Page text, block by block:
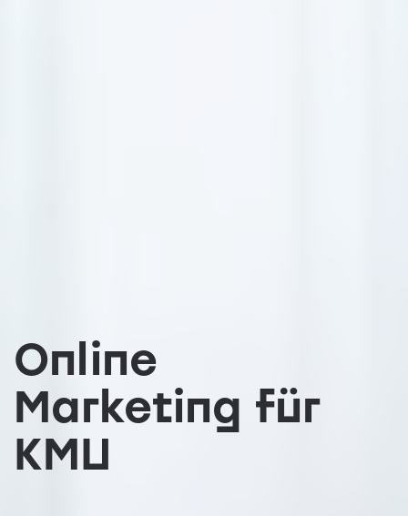
Online
Marketing für
KMU